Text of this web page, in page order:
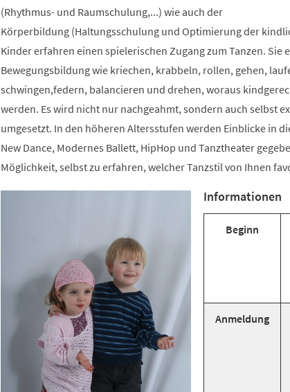
(Rhythmus- und Raumschulung,...) wie auch der
Körperbildung (Haltungsschulung und Optimierung der
Kinder erfahren einen spielerischen Zugang zum Tanzen. Sie
Bewegungsbildung wie kriechen, krabbeln, rollen, gehen,
schwingen,federn, balancieren und drehen, woraus
werden. Es wird nicht nur nachgeahmt, sondern auch selbst
umgesetzt. In den höheren Altersstufen werden Einblicke in
New Dance, Modernes Ballett, HipHop und Tanztheater
Möglichkeit, selbst zu erfahren, welcher Tanzstil von Ihnen
Informationen
Beginn
Anmeldung